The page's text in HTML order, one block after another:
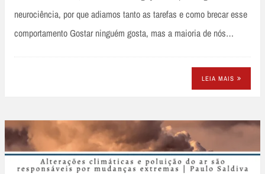
neurociência, por que adiamos tanto as tarefas e como brecar esse
comportamento Gostar ninguém gosta, mas a maioria de nós…
LEIA MAIS